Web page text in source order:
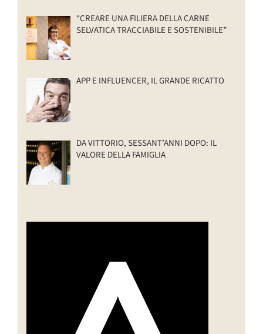
“CREARE UNA FILIERA DELLA CARNE
SELVATICA TRACCIABILE E SOSTENIBILE”
APP E INFLUENCER, IL GRANDE RICATTO
DA VITTORIO, SESSANT’ANNI DOPO: IL
VALORE DELLA FAMIGLIA